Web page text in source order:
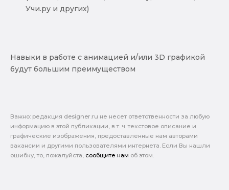
Учи.ру и других)
Навыки в работе с анимацией и/или 3D графикой
будут большим преимуществом
Важно: pедакция designer.ru не несет ответственности за любую
информацию в этой публикации, в т. ч. текстовое описание и
графические изображения, предоставленные нам авторами
вакансии и другими пользователями интернета. Если Вы нашли
ошибку, то, пожалуйста, сообщите нам об этом.